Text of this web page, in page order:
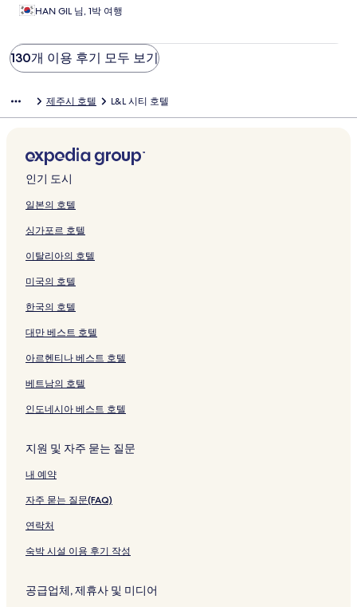
HAN GIL 님, 1박 여행
130개 이용 후기 모두 보기
제주시 호텔 L&L 시티 호텔
인기 도시
일본의 호텔
싱가포르 호텔
이탈리아의 호텔
미국의 호텔
한국의 호텔
대만 베스트 호텔
아르헨티나 베스트 호텔
베트남의 호텔
인도네시아 베스트 호텔
지원 및 자주 묻는 질문
내 예약
자주 묻는 질문(FAQ)
연락처
숙박 시설 이용 후기 작성
공급업체, 제휴사 및 미디어